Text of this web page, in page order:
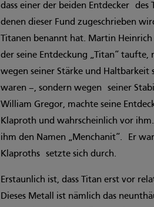
dass einer der beiden Entdecker des
denen dieser Fund zugeschrieben
Titanen benannt hat. Martin
der seine Entdeckung „Titan“ taufte,
wegen seiner Stärke und
waren –, sondern wegen seiner
William Gregor, machte seine
Klaproth und wahrscheinlich vor
ihm den Namen „Menchanit“. Er
Klaproths setzte sich durch.
Erstaunlich ist, dass Titan erst vor
Dieses Metall ist nämlich das